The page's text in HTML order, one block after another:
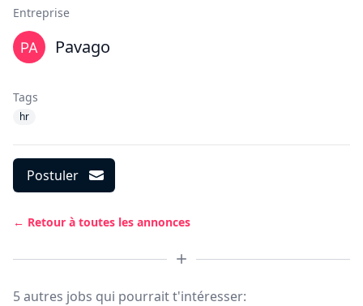
Entreprise
Pavago
Tags
hr
Postuler
← Retour à toutes les annonces
5 autres jobs qui pourrait t'intéresser: